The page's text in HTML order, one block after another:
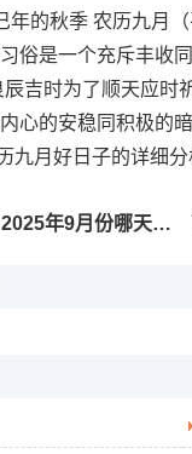
年的秋季 农历九月
俗是一个充斥丰收
吉时为了顺天应
心的安稳同积极的
九月好日子的详细
9月份哪天适合纳畜